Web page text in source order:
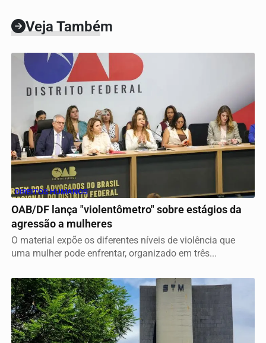
Veja Também
DIREITOS HUMANOS
OAB/DF lança "violentômetro" sobre estágios da
agressão a mulheres
O material expõe os diferentes níveis de violência que
uma mulher pode enfrentar, organizado em três...